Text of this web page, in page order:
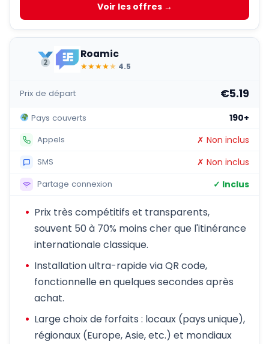
Voir les offres →
Roamic
★★★★★ 4.5
Prix de départ €5.19
Pays couverts 190+
Appels ✗ Non inclus
SMS ✗ Non inclus
Partage connexion ✓ Inclus
Prix très compétitifs et transparents,
souvent 50 à 70% moins cher que l'itinérance
internationale classique.
Installation ultra-rapide via QR code,
fonctionnelle en quelques secondes après
achat.
Large choix de forfaits : locaux (pays unique),
régionaux (Europe, Asie, etc.) et mondiaux